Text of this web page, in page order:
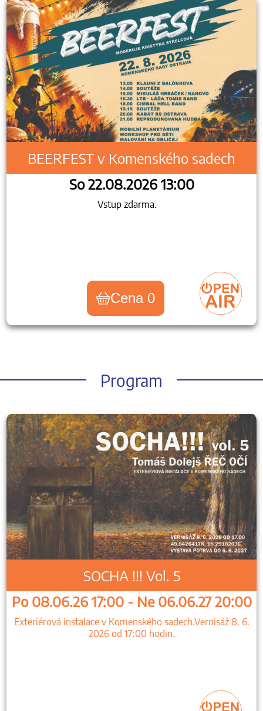
BEERFEST v Komenského sadech
So 22.08.2026 13:00
Vstup zdarma.
Cena 0
Program
SOCHA !!! Vol. 5
Po 08.06.26 17:00 - Ne 06.06.27 20:00
Exteriérová instalace v Komenského sadech.Vernisáž 8. 6.
2026 od 17:00 hodin.